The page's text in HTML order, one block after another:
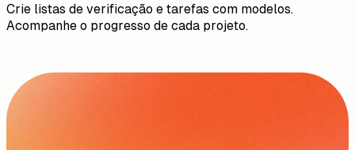
Crie listas de verificação e tarefas com modelos.
Acompanhe o progresso de cada projeto.